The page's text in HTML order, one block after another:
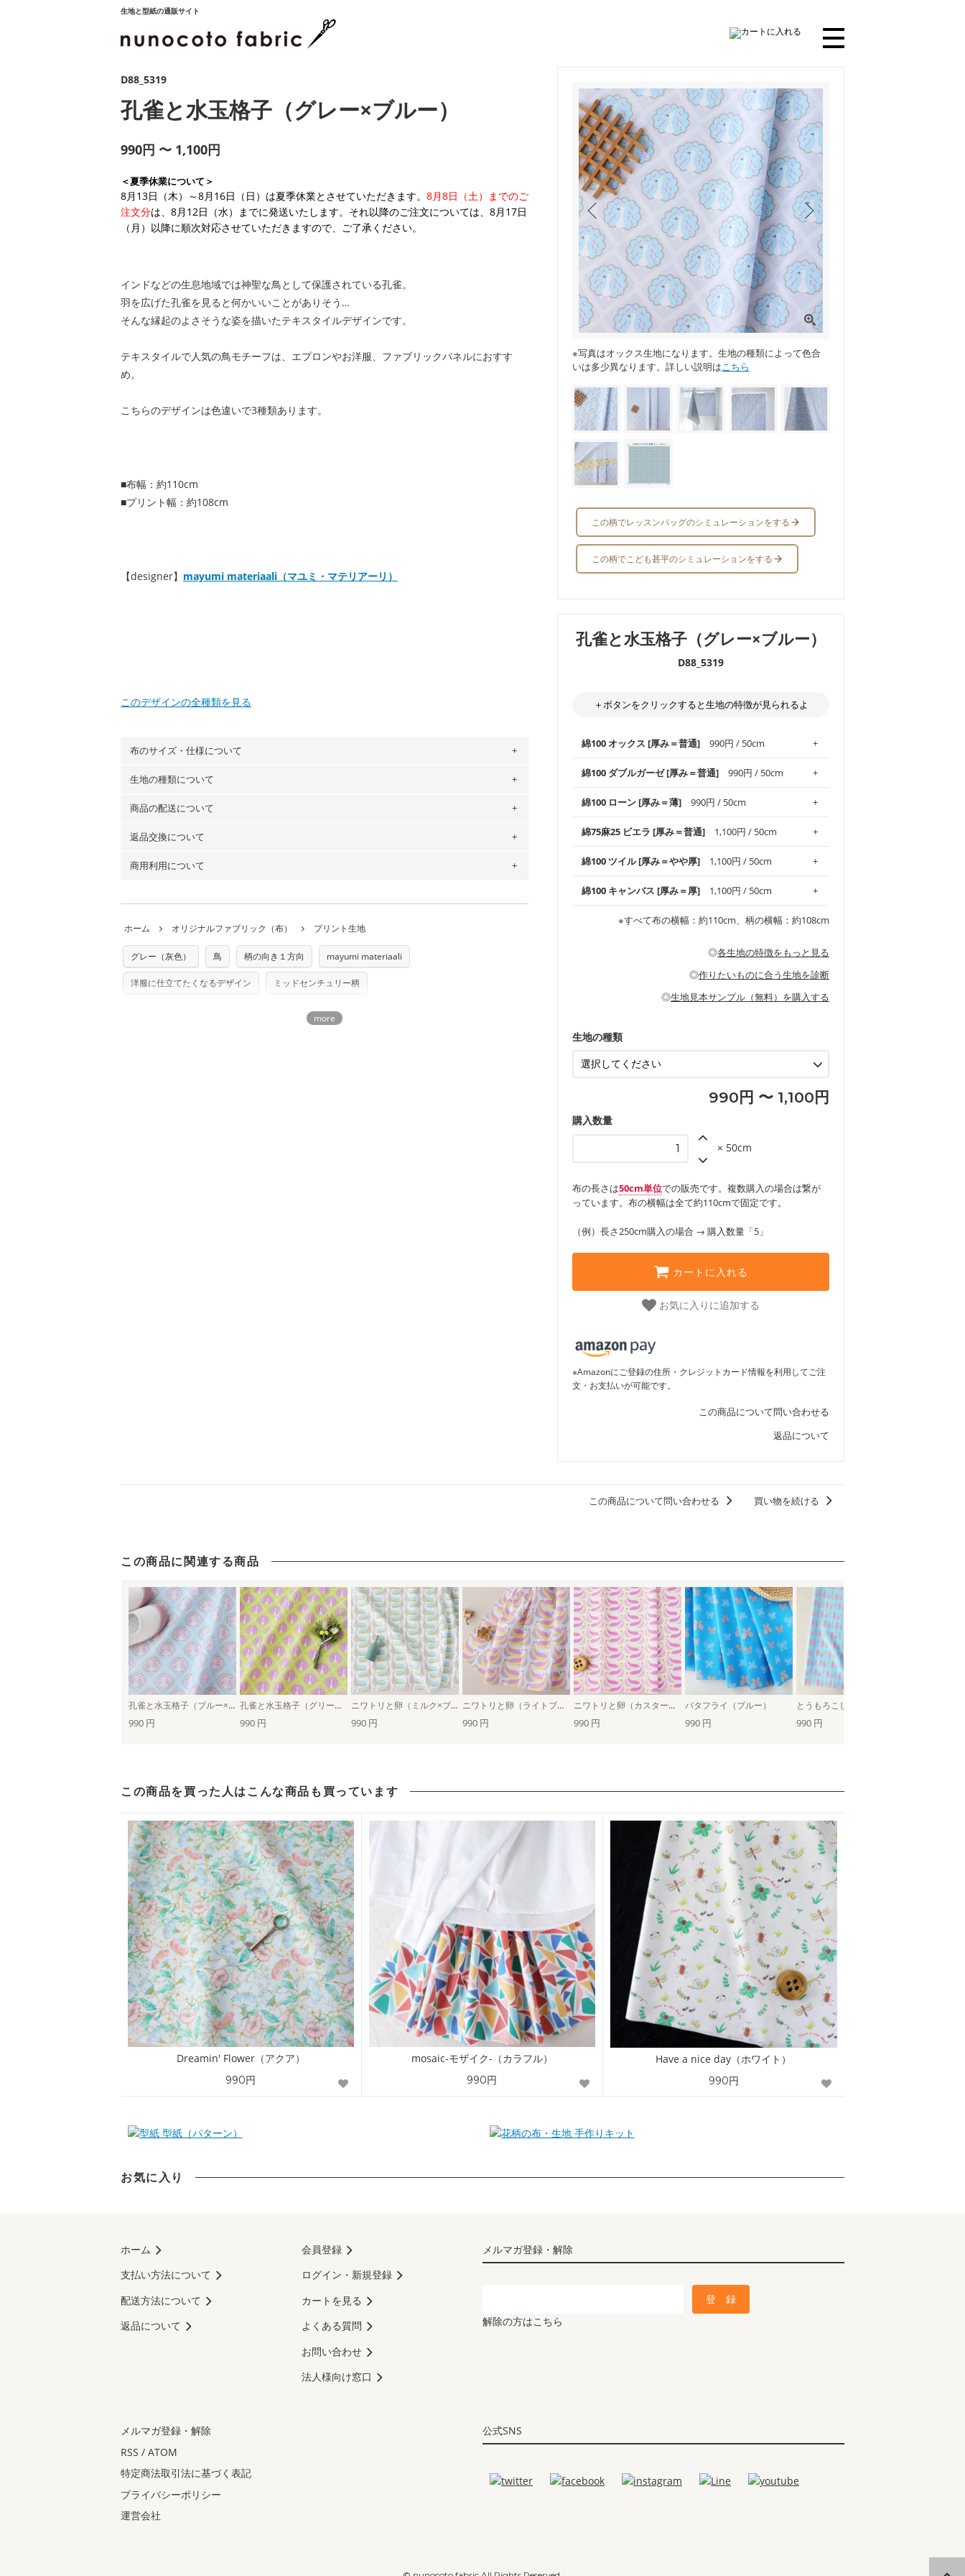
生地と型紙の通販サイト
※写真はオックス生地になります。生地の種類によって色合
いは多少異なります。詳しい説明はこちら
この柄でレッスンバッグのシミュレーションをする
この柄でこども甚平のシミュレーションをする
孔雀と水玉格子（グレー×ブルー）
D88_5319
＋ボタンをクリックすると生地の特徴が見られるよ
綿100 オックス [厚み＝普通] 990円 / 50cm
使いやすさNo.1！しなやかさと適度な張りを併せ持ち、
通気性の高さがオックス生地の特徴です。当サイトのオ
縫いやすいため、布小物全般にお使いいただけます。
※レッスンバッグ、上履き袋などの通園通学グッズには
などの布小物
・布団カバーなどの寝具、カーテン
・スカート、甚平などの子ども服
綿100 ダブルガーゼ [厚み＝普通] 990円 / 50cm
柔らかくふんわりとした肌触りが特徴です。ベビー用品
やハンカチなど直接肌に触れるアイテムに最適です。高
シーズンで活躍してくれます。
・スタイ、おくるみなどのベビーグッズ
・ブラウス、チュニック、ワンピースなどの洋服
綿100 ローン [厚み＝薄] 990円 / 50cm
上質で薄手の平織りの生地です。軽やかさとなめらかな
手触りの良さが魅力。透け感があるので、涼しげなトッ
・ブラウス、シャツ、チュニックなどのトップス
綿75麻25 ビエラ [厚み＝普通] 1,100円 / 50cm
コットン75％リネン25％の当店のビエラ生地は、オック
ス生地よりもふんわりとした柔らかい質感と適度な落ち
綿100 ツイル [厚み＝やや厚] 1,100円 / 50cm
綾織りの生地です。しっかりとした張りと厚みがありな
がらも柔らかいのが特徴です。生地の厚みは中厚手で
・レッスンバッグ、上履き袋などの通園通学グッズ
・カーテン、エプロン、テーブルクロスなどの暮らしの
・パンツ、タックスカートなどのボトムス
もっと詳しく見る
綿100 キャンバス [厚み＝厚] 1,100円 / 50cm
夫で高い耐久性があります。トートバッグ・ポーチ・ペ
ンケースなどの布小物、インテリア用品に向いていま
・インテリア用品
※すべて布の横幅：約110cm、柄の横幅：約108cm
◎各生地の特徴をもっと見る
◎作りたいものに合う生地を診断
◎生地見本サンプル（無料）を購入する
生地の種類
990円 〜 1,100円
購入数量
× 50cm
布の長さは50cm単位での販売です。複数購入の場合は繋が
っています。布の横幅は全て約110cmで固定です。
（例）長さ250cm購入の場合 → 購入数量「5」
カートに入れる
お気に入りに追加する
※Amazonにご登録の住所・クレジットカード情報を利用してご注
文・お支払いが可能です。
この商品について問い合わせる
返品について
D88_5319
孔雀と水玉格子（グレー×ブルー）
990円 〜 1,100円
＜夏季休業について＞
8月13日（木）～8月16日（日）は夏季休業とさせていただきます。 8月8日（土）までのご
注文分は、8月12日（水）までに発送いたします。それ以降のご注文については、8月17日
（月）以降に順次対応させていただきますので、ご了承ください。
インドなどの生息地域では神聖な鳥として保護されている孔雀。
羽を広げた孔雀を見ると何かいいことがありそう…
そんな縁起のよさそうな姿を描いたテキスタイルデザインです。
テキスタイルで人気の鳥モチーフは、エプロンやお洋服、ファブリックパネルにおすす
め。
こちらのデザインは色違いで3種類あります。
■布幅：約110cm
■プリント幅：約108cm
【designer】 mayumi materiaali（マユミ・マテリアーリ）
このデザインの全種類を見る
布のサイズ・仕様について
布の長さは50cm単位での販売になります。
※カットを希望の方は備考欄に「50cmずつカット希望」などご記載ください（50cm
単位でのカットのみ）
生地の種類について
・現在、すべてのデザインのプリントに使用している生地は６種類です。素材は
ーン）・コットンリネン（ビエラ織）・100％コットン（ツイル）・100％コットン
（キャンバス・11号帆布）です。
◎ 各生地の詳細を見る
商品の配送について
・ネコポスでの配送は、布は2mまで型紙は2個までとなります（一部例外有り）それ
ります。
※万が一、検品時に不備が見つかった場合は、4～5営業日後の発送となる場合がござ
※土日祝は営業日に含まれません。
※配送日のご指定は承れません。出来上がり次第、順次発送いたします。
返品交換について
・布はご注文後に注文数量のみをプリントするため、
購入後の返品および交換は承る
ていた色味と違う、などの理由での返品は承れません。予めご了承ください。
返品・交換対象の基準について詳しくは こちら
商用利用について
た記載も不要です。（製品化した際に起こる全ての問題、クレームにつきましては当
店及びnunocoto fabricは一切の責任を負いませんのでご了承ください）
※有料型紙（ホームソーイング型紙シリーズ）および柄がえらべるキットに付属された
型紙は商用利用できませんのでご注意ください。型紙自体の転用・販売および型紙を
ホーム オリジナルファブリック（布） プリント生地
グレー（灰色） 鳥 柄の向き１方向 mayumi materiaali
洋服に仕立てたくなるデザイン ミッドセンチュリー柄
この商品について問い合わせる 買い物を続ける
この商品に関連する商品
孔雀と水玉格子（ブルー×ピンク） 孔雀と水玉格子（グリーン×パープル） ニワトリと卵（ミルク×ブルー） ニワトリと卵（ライトブルー×パープル） ニワトリと卵（カスタード×ピンク） バタフライ（ブルー） とうもろこし（ブルー）
990 円 990 円 990 円 990 円 990 円 990 円 990 円
この商品を買った人はこんな商品も買っています
Dreamin' Flower（アクア）
990円
mosaic-モザイク-（カラフル）
990円
Have a nice day（ホワイト）
990円
型紙（パターン） 手作りキット
お気に入り
メルマガ登録・解除
解除の方はこちら
ホーム
支払い方法について
配送方法について
返品について
会員登録
ログイン・新規登録
カートを見る
よくある質問
お問い合わせ
法人様向け窓口
公式SNS
メルマガ登録・解除
RSS / ATOM
特定商法取引法に基づく表記
プライバシーポリシー
運営会社